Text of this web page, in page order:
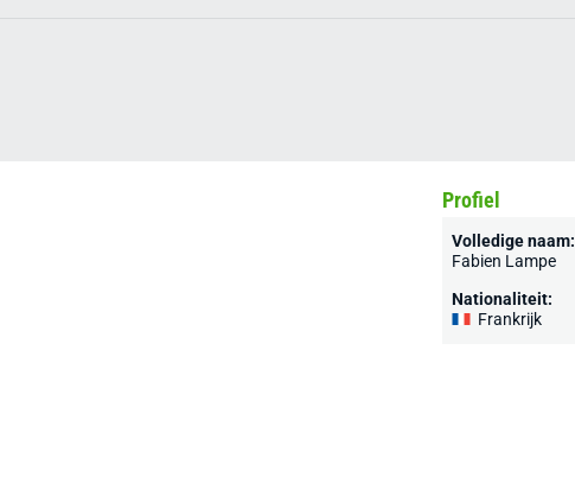
Profiel
Volledige naam:
Fabien Lampe
Nationaliteit:
Frankrijk